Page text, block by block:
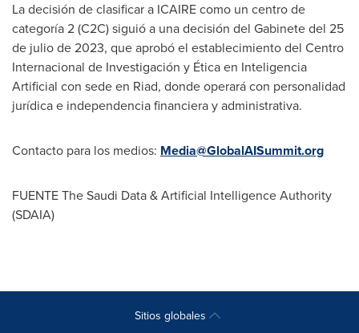
La decisión de clasificar a ICAIRE como un centro de
categoría 2 (C2C) siguió a una decisión del Gabinete del 25
de julio de 2023, que aprobó el establecimiento del Centro
Internacional de Investigación y Ética en Inteligencia
Artificial con sede en Riad, donde operará con personalidad
jurídica e independencia financiera y administrativa.
Contacto para los medios: Media@GlobalAISummit.org
FUENTE The Saudi Data & Artificial Intelligence Authority
(SDAIA)
Sitios globales